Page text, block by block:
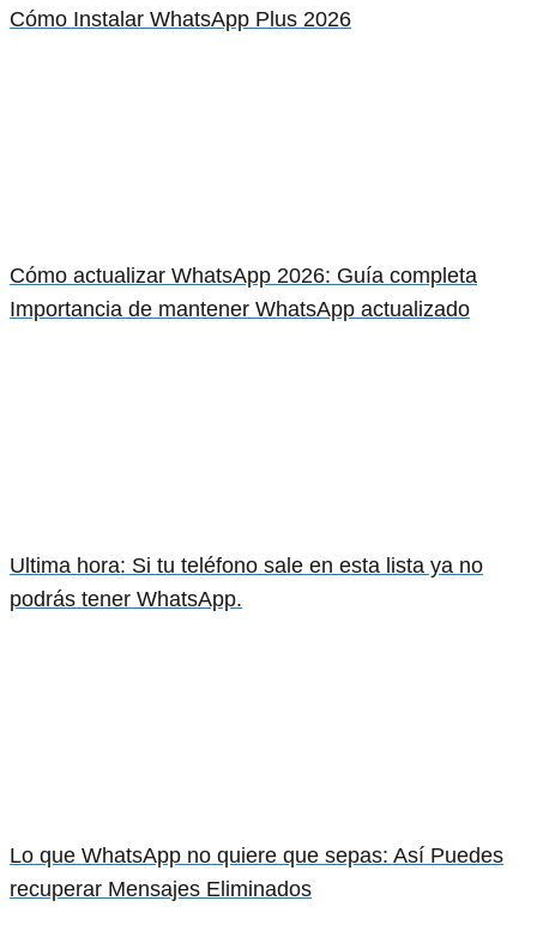
Cómo Instalar WhatsApp Plus 2026
Cómo actualizar WhatsApp 2026: Guía completa
Importancia de mantener WhatsApp actualizado
Ultima hora: Si tu teléfono sale en esta lista ya no
podrás tener WhatsApp.
Lo que WhatsApp no quiere que sepas: Así Puedes
recuperar Mensajes Eliminados